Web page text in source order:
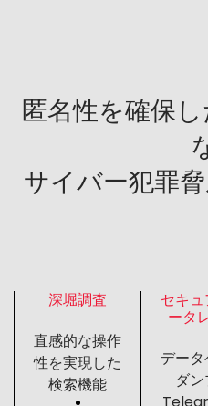
匿名性を確保
サイバー犯罪
深堀調査
直感的な操作
性を実現した
検索機能
セキ
ータ
デー
ダ